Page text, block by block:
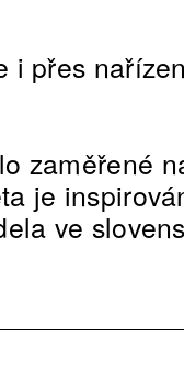
i přes
zaměřené
je
ve